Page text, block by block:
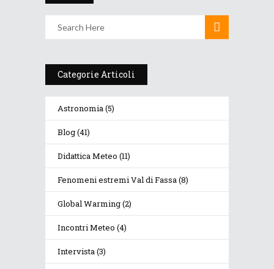
Categorie Articoli
Astronomia(5)
Blog(41)
Didattica Meteo (11)
Fenomeni estremi Val di Fassa(8)
Global Warming(2)
Incontri Meteo (4)
Intervista(3)